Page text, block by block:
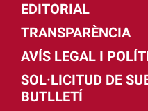
EDITORIAL
TRANSPARÈNCIA
AVÍS LEGAL I
SOL·LICITUD DE
BUTLLETÍ